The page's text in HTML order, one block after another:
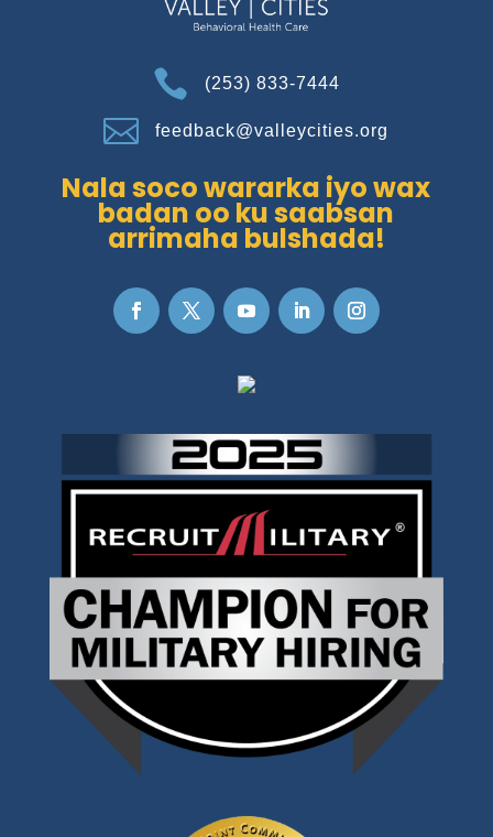
 (253) 833-7444
 feedback@valleycities.org
Nala soco wararka iyo wax
badan oo ku saabsan
arrimaha bulshada!